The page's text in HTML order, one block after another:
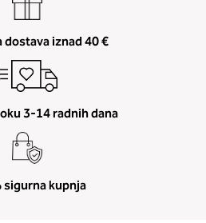
dostava iznad 40 €
3-14 radnih dana
sigurna kupnja